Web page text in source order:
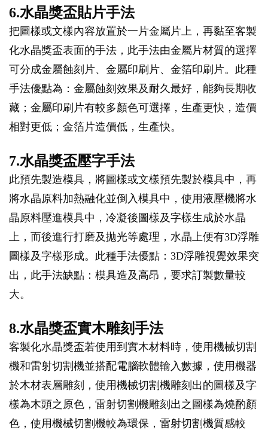
6.水晶獎盃貼片手法
把圖樣或文樣內容放置於一片金屬片上，再黏至客製
化水晶獎盃表面的手法，此手法由金屬片材質的選擇
可分成金屬蝕刻片、金屬印刷片、金箔印刷片。此種
手法優點為：金屬蝕刻效果及耐久最好，能夠長期收
藏；金屬印刷片有較多顏色可選擇，生產更快，造價
相對更低；金箔片造價低，生產快。
7.水晶獎盃壓字手法
此預先製造模具，將圖樣或文樣預先製於模具中，再
將水晶原料加熱融化並倒入模具中，使用液壓機將水
晶原料壓進模具中，冷凝後圖樣及字樣生成於水晶
上，而後進行打磨及拋光等處理，水晶上便有3D浮雕
圖樣及字樣形成。此種手法優點：3D浮雕視覺效果突
出，此手法缺點：模具造及高昂，要求訂製數量較
大。
8.水晶獎盃實木雕刻手法
客製化水晶獎盃若使用到實木材料時，使用機械切割
機和雷射切割機並搭配電腦軟體輸入數據，使用機器
於木材表層雕刻，使用機械切割機雕刻出的圖樣及字
樣為木頭之原色，雷射切割機雕刻出之圖樣為燒酌顏
色，使用機械切割機較為環保，雷射切割機質感較